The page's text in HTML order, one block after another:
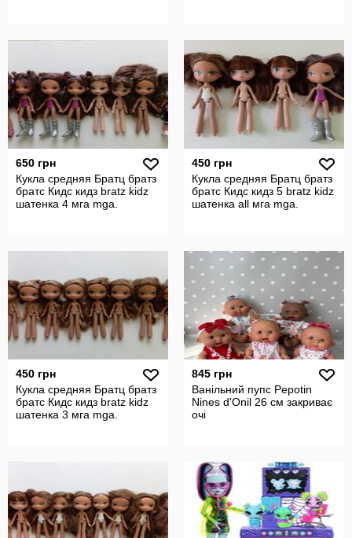
650 грн
Кукла средняя Братц братз
братс Кидс кидз bratz kidz
шатенка 4 мга mga.
450 грн
Кукла средняя Братц братз
братс Кидс кидз 5 bratz kidz
шатенка all мга mga.
450 грн
Кукла средняя Братц братз
братс Кидс кидз bratz kidz
шатенка 3 мга mga.
845 грн
Ванільний пупс Pepotin
Nines d'Onil 26 см закриває
очі